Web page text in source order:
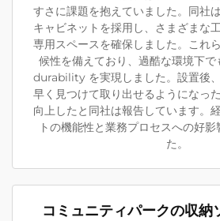
すさに課題を抱えていました。同社
キャビネットを採用し、さまざまな
専用スペースを確保しました。これ
候性を備えており、過酷な環境下で
durability を実現しました。設置後
早く見つけて取り出せるようになっ
向上したと同社は報告しています。
トの機能性と業務プロセスへの好
た。
コミュニティパークの収納